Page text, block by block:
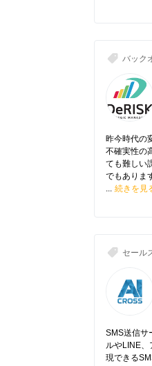
バック
昨今時代の
不確実性の
ても難しい
でもありま
... 続きを見
セール
SMS送信サ
ルやLINE、
現できる